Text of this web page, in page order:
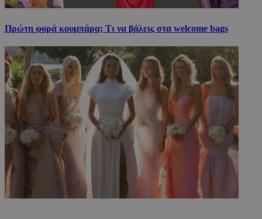
Πρώτη φορά κουμπάρα; Τι να βάλεις στα welcome bags